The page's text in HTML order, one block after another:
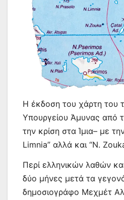
Η έκδοση του χάρτη του
Υπουργείου Άμυνας από
την κρίση στα Ίμια– με
Limnia” αλλά και “N.
Περί ελληνικών λαθών
δύο μήνες μετά τα
δημοσιογράφο Μεχμέτ